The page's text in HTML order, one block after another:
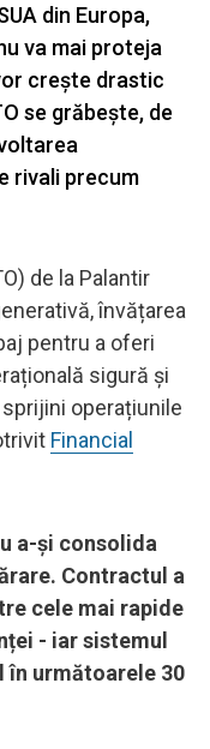
din Europa,
va mai proteja
crește drastic
se grăbește, de
rivali precum
de la Palantir
învățarea
pentru a oferi
sigură și
operațiunile
Financial
a-și consolida
Contractul a
cele mai rapide
- iar sistemul
în următoarele 30